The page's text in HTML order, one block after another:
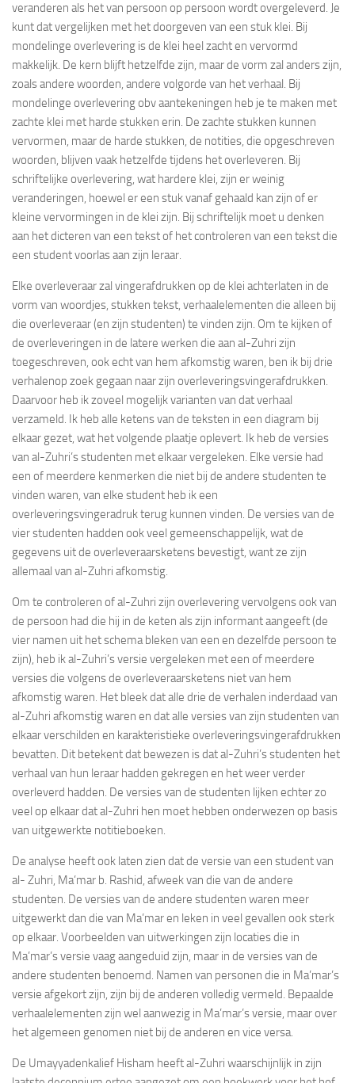
veranderen als het van persoon op persoon wordt overgeleverd. Je
kunt dat vergelijken met het doorgeven van een stuk klei. Bij
mondelinge overlevering is de klei heel zacht en vervormd
makkelijk. De kern blijft hetzelfde zijn, maar de vorm zal anders zijn,
zoals andere woorden, andere volgorde van het verhaal. Bij
mondelinge overlevering obv aantekeningen heb je te maken met
zachte klei met harde stukken erin. De zachte stukken kunnen
vervormen, maar de harde stukken, de notities, die opgeschreven
woorden, blijven vaak hetzelfde tijdens het overleveren. Bij
schriftelijke overlevering, wat hardere klei, zijn er weinig
veranderingen, hoewel er een stuk vanaf gehaald kan zijn of er
kleine vervormingen in de klei zijn. Bij schriftelijk moet u denken
aan het dicteren van een tekst of het controleren van een tekst die
een student voorlas aan zijn leraar.
Elke overleveraar zal vingerafdrukken op de klei achterlaten in de
vorm van woordjes, stukken tekst, verhaalelementen die alleen bij
die overleveraar (en zijn studenten) te vinden zijn. Om te kijken of
de overleveringen in de latere werken die aan al-Zuhri zijn
toegeschreven, ook echt van hem afkomstig waren, ben ik bij drie
verhalenop zoek gegaan naar zijn overleveringsvingerafdrukken.
Daarvoor heb ik zoveel mogelijk varianten van dat verhaal
verzameld. Ik heb alle ketens van de teksten in een diagram bij
elkaar gezet, wat het volgende plaatje oplevert. Ik heb de versies
van al-Zuhri’s studenten met elkaar vergeleken. Elke versie had
een of meerdere kenmerken die niet bij de andere studenten te
vinden waren, van elke student heb ik een
overleveringsvingeradruk terug kunnen vinden. De versies van de
vier studenten hadden ook veel gemeenschappelijk, wat de
gegevens uit de overleveraarsketens bevestigt, want ze zijn
allemaal van al-Zuhri afkomstig.
Om te controleren of al-Zuhri zijn overlevering vervolgens ook van
de persoon had die hij in de keten als zijn informant aangeeft (de
vier namen uit het schema bleken van een en dezelfde persoon te
zijn), heb ik al-Zuhri’s versie vergeleken met een of meerdere
versies die volgens de overleveraarsketens niet van hem
afkomstig waren. Het bleek dat alle drie de verhalen inderdaad van
al-Zuhri afkomstig waren en dat alle versies van zijn studenten van
elkaar verschilden en karakteristieke overleveringsvingerafdrukken
bevatten. Dit betekent dat bewezen is dat al-Zuhri’s studenten het
verhaal van hun leraar hadden gekregen en het weer verder
overleverd hadden. De versies van de studenten lijken echter zo
veel op elkaar dat al-Zuhri hen moet hebben onderwezen op basis
van uitgewerkte notitieboeken.
De analyse heeft ook laten zien dat de versie van een student van
al- Zuhri, Ma’mar b. Rashid, afweek van die van de andere
studenten. De versies van de andere studenten waren meer
uitgewerkt dan die van Ma’mar en leken in veel gevallen ook sterk
op elkaar. Voorbeelden van uitwerkingen zijn locaties die in
Ma’mar’s versie vaag aangeduid zijn, maar in de versies van de
andere studenten benoemd. Namen van personen die in Ma’mar’s
versie afgekort zijn, zijn bij de anderen volledig vermeld. Bepaalde
verhaalelementen zijn wel aanwezig in Ma’mar’s versie, maar over
het algemeen genomen niet bij de anderen en vice versa.
De Umayyadenkalief Hisham heeft al-Zuhri waarschijnlijk in zijn